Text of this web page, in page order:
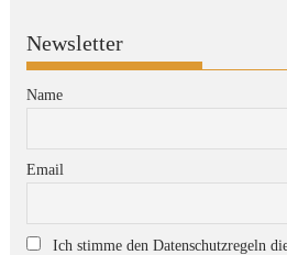
Newsletter
Name
Email
Ich stimme den Datenschutzregeln